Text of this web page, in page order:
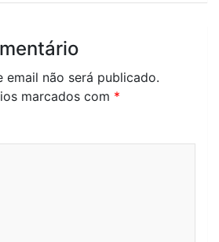
email não será publicado.
marcados com *